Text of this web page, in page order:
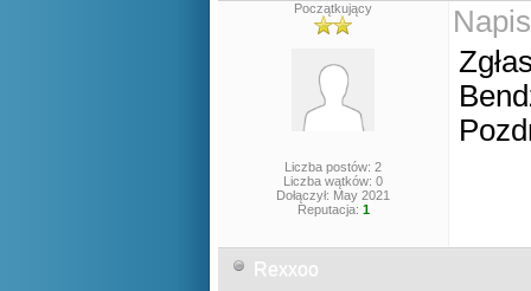
Początkujący
Liczba postów: 2
Liczba wątków: 0
Dołączył: May 2021
Reputacja: 1
Rexxoo